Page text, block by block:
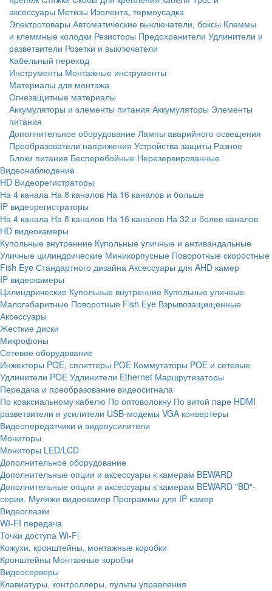
аксессуары Метизы Изолента, термоусадка
Электротовары Автоматические выключатели, боксы Клеммы
и клеммные колодки Резисторы Предохранители Удлинители и
разветвители Розетки и выключатели
Кабельный переход
Инструменты Монтажные инструменты
Материалы для монтажа
Огнезащитные материалы
Аккумуляторы и элементы питания Аккумуляторы Элементы
питания
Дополнительное оборудование Лампы аварийного освещения
Преобразователи напряжения Устройства защиты Разное
Блоки питания Бесперебойные Нерезервированные
Видеонаблюдение
HD Видеорегистраторы
На 4 канала На 8 каналов На 16 каналов и больше
IP видеорегистраторы
На 4 канала На 8 каналов На 16 каналов На 32 и более каналов
HD видеокамеры
Купольные внутренние Купольные уличные и антивандальные
Уличные цилиндрические Миникорпусные Поворотные скоростные
Fish Eye Стандартного дизайна Аксессуары для AHD камер
IP видеокамеры
Цилиндрические Купольные внутренние Купольные уличные
Малогабаритные Поворотные Fish Eye Взрывозащищенные
Аксессуары
Жесткие диски
Микрофоны
Сетевое оборудование
Инжекторы POE, сплиттеры POE Коммутаторы POE и сетевые
Удлинители POE Удлинители Ethernet Маршрутизаторы
Передача и преобразование видеосигнала
По коаксиальному кабелю По оптоволокну По витой паре HDMI
разветвители и усилители USB-модемы VGA конвертеры
Видеопередатчики и видеоусилители
Мониторы
Мониторы LED/LCD
Дополнительное оборудование
Дополнительные опции и аксессуары к камерам BEWARD
Дополнительные опции и аксессуары к камерам BEWARD "BD"-
серии. Муляжи видеокамер Программы для IP камер
Видеоглазки
WI-FI передача
Точки доступа Wi-Fi
Кожухи, кронштейны, монтажные коробки
Кронштейны Монтажные коробки
Видеосерверы
Клавиатуры, контроллеры, пульты управления